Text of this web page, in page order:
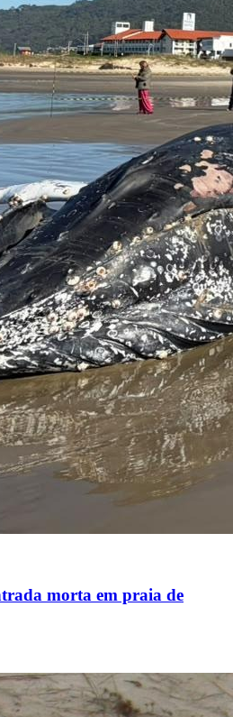
morta em praia de